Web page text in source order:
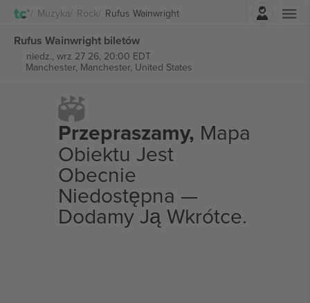
Muzyka Rock Rufus WainwrightZaloguj sie
Rufus Wainwright biletów
niedz., wrz 27 26, 20:00 EDT
Manchester, Manchester, United States
Przepraszamy, Mapa
Obiektu Jest
Obecnie
Niedostępna —
Dodamy Ją Wkrótce.